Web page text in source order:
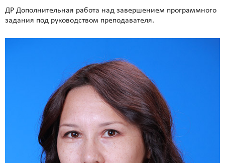
ДР Дополнительная работа над завершением программного
задания под руководством преподавателя.